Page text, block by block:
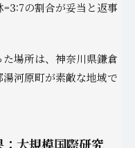
=3:7の割合が妥当と返事
場所は、神奈川県鎌倉
河原町が素敵な地域で
大規模国際研究